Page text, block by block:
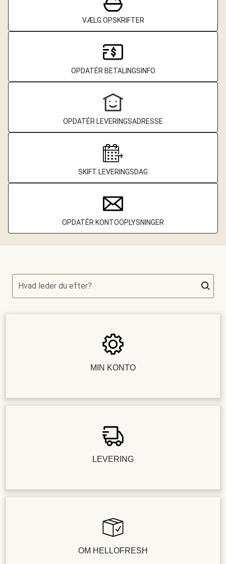
VÆLG OPSKRIFTER
OPDATÉR BETALINGSINFO
OPDATÉR LEVERINGSADRESSE
SKIFT LEVERINGSDAG
OPDATÉR KONTOOPLYSNINGER
Hvad leder du efter?
MIN KONTO
LEVERING
OM HELLOFRESH